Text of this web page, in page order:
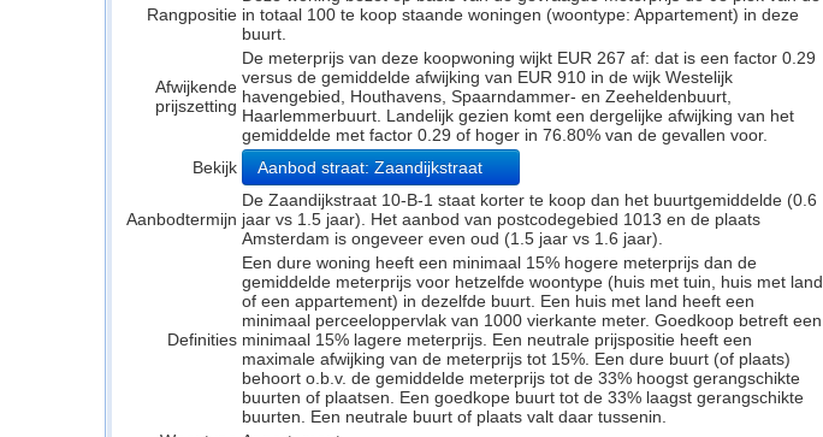
Rangpositie in totaal 100 te koop staande woningen (woontype: Appartement) in deze
buurt.
Afwijkende
prijszetting
De meterprijs van deze koopwoning wijkt EUR 267 af: dat is een factor 0.29
versus de gemiddelde afwijking van EUR 910 in de wijk Westelijk
havengebied, Houthavens, Spaarndammer- en Zeeheldenbuurt,
Haarlemmerbuurt. Landelijk gezien komt een dergelijke afwijking van het
gemiddelde met factor 0.29 of hoger in 76.80% van de gevallen voor.
Bekijk
Aanbod straat: Zaandijkstraat
Aanbodtermijn
De Zaandijkstraat 10-B-1 staat korter te koop dan het buurtgemiddelde (0.6
jaar vs 1.5 jaar). Het aanbod van postcodegebied 1013 en de plaats
Amsterdam is ongeveer even oud (1.5 jaar vs 1.6 jaar).
Definities
Een dure woning heeft een minimaal 15% hogere meterprijs dan de
gemiddelde meterprijs voor hetzelfde woontype (huis met tuin, huis met land
of een appartement) in dezelfde buurt. Een huis met land heeft een
minimaal perceeloppervlak van 1000 vierkante meter. Goedkoop betreft een
minimaal 15% lagere meterprijs. Een neutrale prijspositie heeft een
maximale afwijking van de meterprijs tot 15%. Een dure buurt (of plaats)
behoort o.b.v. de gemiddelde meterprijs tot de 33% hoogst gerangschikte
buurten of plaatsen. Een goedkope buurt tot de 33% laagst gerangschikte
buurten. Een neutrale buurt of plaats valt daar tussenin.